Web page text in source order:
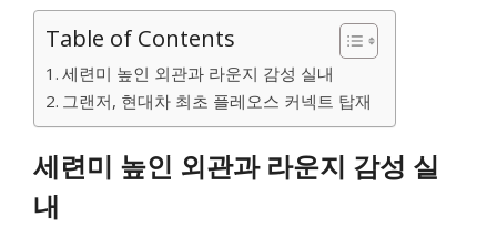
Table of Contents
세련미 높인 외관과 라운지 감성 실내
그랜저, 현대차 최초 플레오스 커넥트 탑재
세련미 높인 외관과 라운지 감성 실
내